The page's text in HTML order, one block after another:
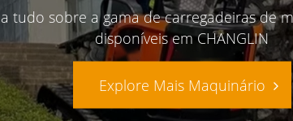
tudo sobre a gama de carregadeiras de
disponíveis em CHANGLIN
Explore Mais Maquinário